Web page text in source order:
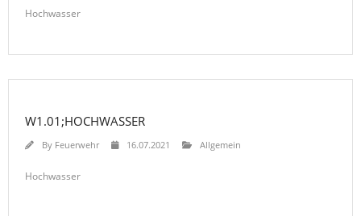
Hochwasser
W1.01;HOCHWASSER
By Feuerwehr 16.07.2021 Allgemein
Hochwasser